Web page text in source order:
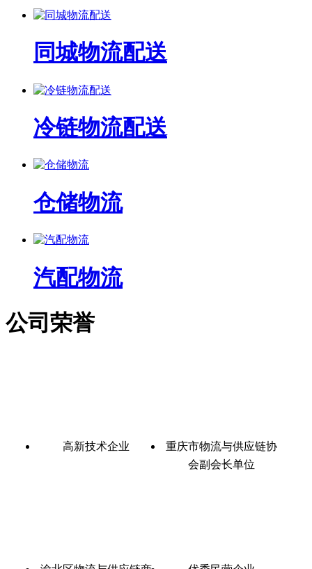
同城物流配送
冷链物流配送
仓储物流
汽配物流
公司荣誉
高新技术企业
重庆市物流与供应链协
会副会长单位